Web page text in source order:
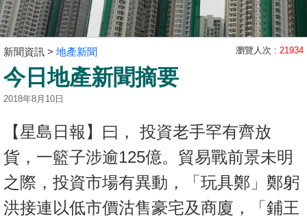
業
放
盤
谷
按
揭
地
產
新聞資訊 > 地產新聞 瀏覽人次 : 21934
今日地產新聞摘要
2018年8月10日
【星島日報】曰， 投資老手罕有齊放
貨，一籃子涉逾125億。貿易戰前景未明
之際，投資市場有異動，「玩具鄭」鄭躬
洪接連以低市價沽售豪宅及商廈，「鋪王